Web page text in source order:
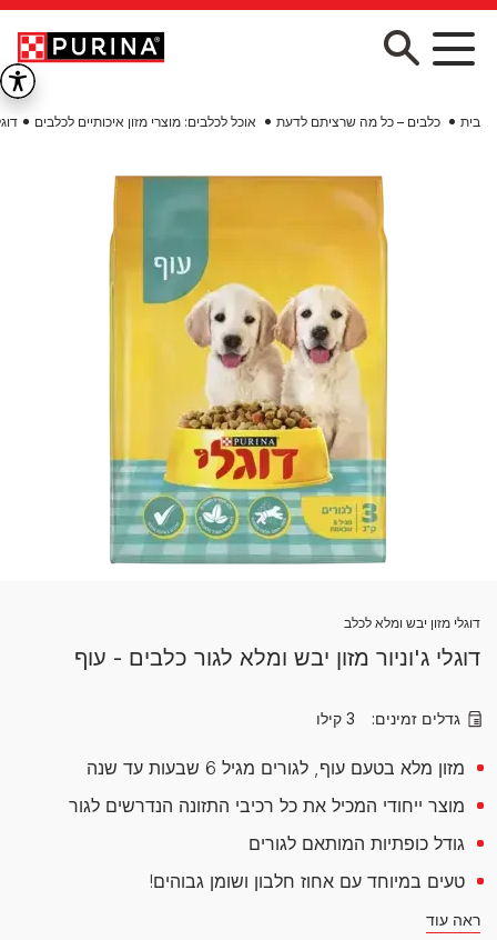
Skip to main content
בית כלבים – כל מה שרציתם לדעת אוכל לכלבים: מוצרי מזון איכותיים לכלבים
דוגלי מזון יבש ומלא לכלב
דוגלי ג'וניור מזון יבש ומלא לגור כלבים - עוף
גדלים זמינים: 3 קילו
מזון מלא בטעם עוף, לגורים מגיל 6 שבעות עד שנה
מוצר ייחודי המכיל את כל רכיבי התזונה הנדרשים לגור
גודל כופתיות המותאם לגורים
טעים במיוחד עם אחוז חלבון ושומן גבוהים!
ראה עוד